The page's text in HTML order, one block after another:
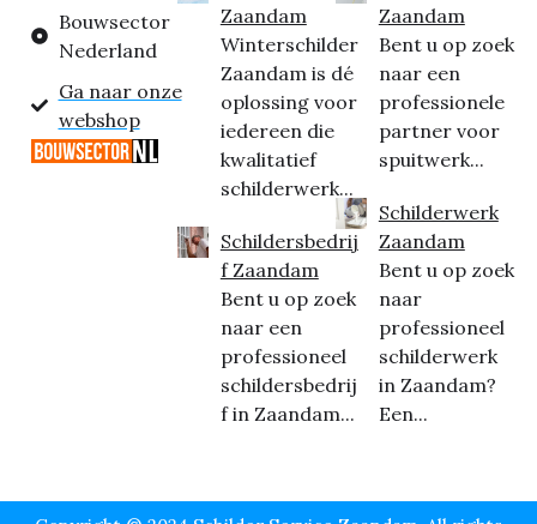
Bouwsector
Nederland
Ga naar onze
webshop
Zaandam
Winterschilder
Zaandam is dé
oplossing voor
iedereen die
kwalitatief
schilderwerk...
Schildersbedrij
f Zaandam
Bent u op zoek
naar een
professioneel
schildersbedrij
f in Zaandam...
Zaandam
Bent u op zoek
naar een
professionele
partner voor
spuitwerk...
Schilderwerk
Zaandam
Bent u op zoek
naar
professioneel
schilderwerk
in Zaandam?
Een...